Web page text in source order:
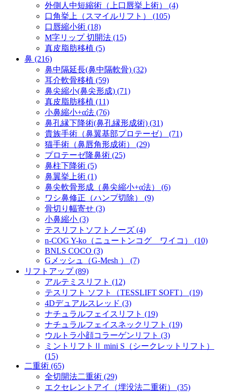
外側人中短縮術（上口唇挙上術） (4)
口角挙上（スマイルリフト） (105)
口唇縮小術 (18)
M字リップ 切開法 (15)
真皮脂肪移植 (5)
鼻 (216)
鼻中隔延長(鼻中隔軟骨) (32)
耳介軟骨移植 (59)
鼻尖縮小(鼻尖形成) (71)
真皮脂肪移植 (11)
小鼻縮小+α法 (76)
鼻孔縁下降術(鼻孔縁形成術) (31)
貴族手術（鼻翼基部プロテーゼ） (71)
猫手術（鼻唇角形成術） (29)
プロテーゼ隆鼻術 (25)
鼻柱下降術 (5)
鼻翼挙上術 (1)
鼻尖軟骨形成（鼻尖縮小+α法） (6)
ワシ鼻修正（ハンプ切除） (9)
骨切り幅寄せ (3)
小鼻縮小 (3)
テスリフトソフトノーズ (4)
n-COG Y-ko（ニュートンコグ ワイコ） (10)
BNLS COCO (3)
Gメッシュ（G-Mesh ） (7)
リフトアップ (89)
アルテミスリフト (12)
テスリフト ソフト（TESSLIFT SOFT） (19)
4Dデュアルスレッド (3)
ナチュラルフェイスリフト (19)
ナチュラルフェイスネックリフト (19)
ウルトラ小顔コラーゲンリフト (3)
ミントリフトⅡ mini S（シークレットリフト）
(15)
二重術 (65)
全切開法二重術 (29)
エクセレントアイ（埋没法二重術） (35)